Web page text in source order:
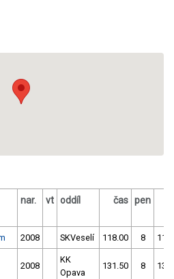
nar. vt oddíl čas pen
2008 SKVeselí 118.00 8
2008
KK
Opava
131.50 8